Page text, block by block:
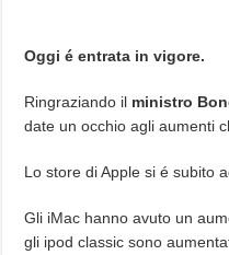
Oggi é entrata in vigore.
Ringraziando il ministro
date un occhio agli aumenti
Lo store di Apple si é subito
Gli iMac hanno avuto un
gli ipod classic sono